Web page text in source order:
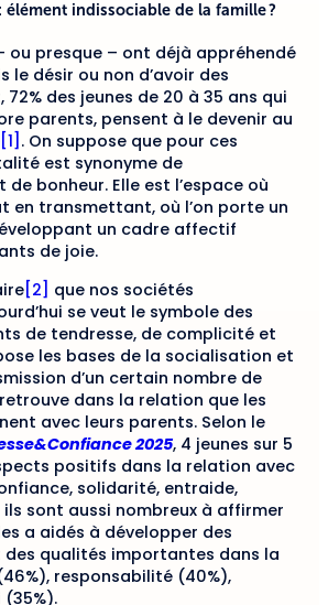
élément indissociable de la famille ?
ou presque – ont déjà appréhendé
le désir ou non d’avoir des
72% des jeunes de 20 à 35 ans qui
parents, pensent à le devenir au
[1] . On suppose que pour ces
est synonyme de
bonheur. Elle est l’espace où
en transmettant, où l’on porte un
un cadre affectif
de joie.
[2] que nos sociétés
se veut le symbole des
de tendresse, de complicité et
les bases de la socialisation et
d’un certain nombre de
dans la relation que les
avec leurs parents. Selon le
2025, 4 jeunes sur 5
positifs dans la relation avec
solidarité, entraide,
sont aussi nombreux à affirmer
a aidés à développer des
qualités importantes dans la
responsabilité (40%),